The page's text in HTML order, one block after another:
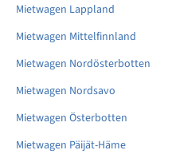
Mietwagen Lappland
Mietwagen Mittelfinnland
Mietwagen Nordösterbotten
Mietwagen Nordsavo
Mietwagen Österbotten
Mietwagen Päijät-Häme